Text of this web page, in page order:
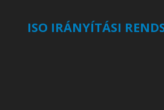
ISO IRÁNYÍTÁSI